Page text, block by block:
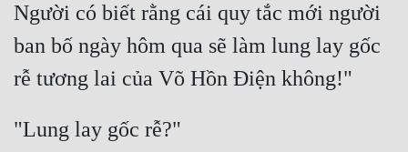
Trinh Thám
Trọng Sinh
Người có biết rằng cái quy tắc mới người
ban bố ngày hôm qua sẽ làm lung lay gốc